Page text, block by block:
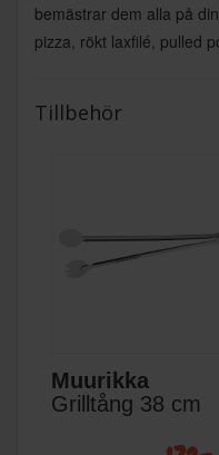
bemästrar dem alla på
pizza, rökt laxfilé, pulled
Tillbehör
Muurikka
Grilltång 38 cm